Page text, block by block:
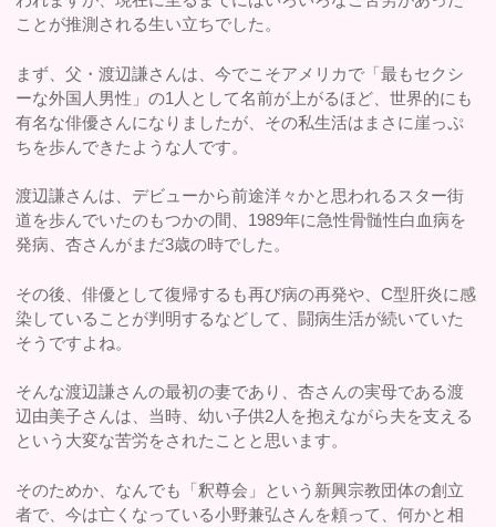
ことが推測される生い立ちでした。
まず、父・渡辺謙さんは、今でこそアメリカで「最もセクシ
ーな外国人男性」の1人として名前が上がるほど、世界的にも
有名な俳優さんになりましたが、その私生活はまさに崖っぷ
ちを歩んできたような人です。
渡辺謙さんは、デビューから前途洋々かと思われるスター街
道を歩んでいたのもつかの間、1989年に急性骨髄性白血病を
発病、杏さんがまだ3歳の時でした。
その後、俳優として復帰するも再び病の再発や、C型肝炎に感
染していることが判明するなどして、闘病生活が続いていた
そうですよね。
そんな渡辺謙さんの最初の妻であり、杏さんの実母である渡
辺由美子さんは、当時、幼い子供2人を抱えながら夫を支える
という大変な苦労をされたことと思います。
そのためか、なんでも「釈尊会」という新興宗教団体の創立
者で、今は亡くなっている小野兼弘さんを頼って、何かと相